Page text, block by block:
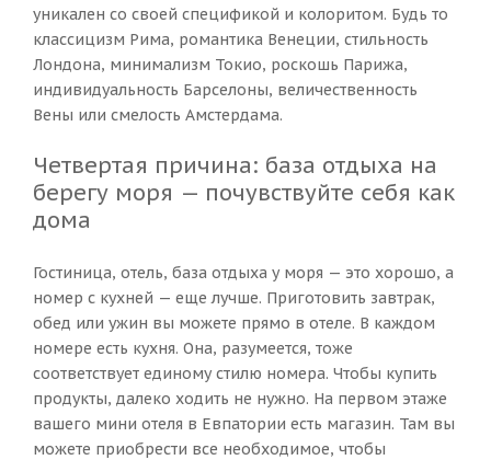
уникален со своей спецификой и колоритом. Будь то
классицизм Рима, романтика Венеции, стильность
Лондона, минимализм Токио, роскошь Парижа,
индивидуальность Барселоны, величественность
Вены или смелость Амстердама.
Четвертая причина: база отдыха на
берегу моря — почувствуйте себя как
дома
Гостиница, отель, база отдыха у моря — это хорошо, а
номер с кухней — еще лучше. Приготовить завтрак,
обед или ужин вы можете прямо в отеле. В каждом
номере есть кухня. Она, разумеется, тоже
соответствует единому стилю номера. Чтобы купить
продукты, далеко ходить не нужно. На первом этаже
вашего мини отеля в Евпатории есть магазин. Там вы
можете приобрести все необходимое, чтобы